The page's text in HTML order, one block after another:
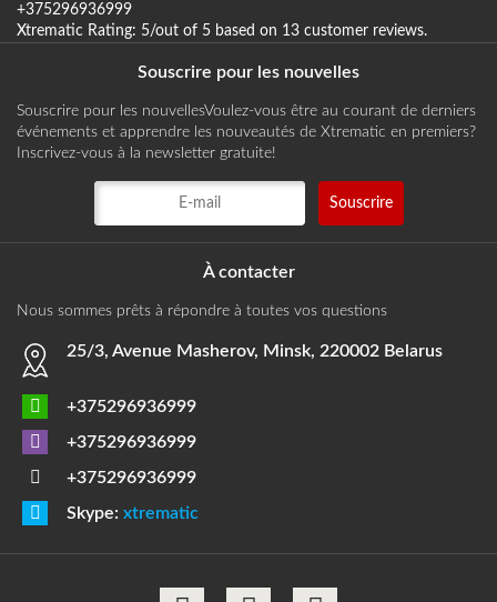
+375296936999
Xtrematic Rating: 5/out of 5 based on 13 customer reviews.
Souscrire pour les nouvelles
Souscrire pour les nouvellesVoulez-vous être au courant de derniers
événements et apprendre les nouveautés de Xtrematic en premiers?
Inscrivez-vous à la newsletter gratuite!
À contacter
Nous sommes prêts à répondre à toutes vos questions
25/3, Avenue Masherov, Minsk, 220002 Belarus
+375296936999
+375296936999
+375296936999
Skype: xtrematic